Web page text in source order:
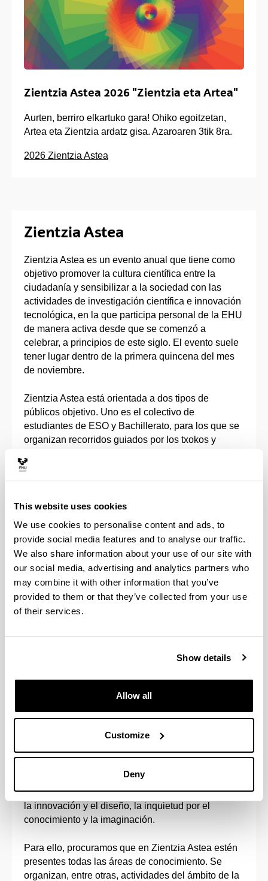
This website uses cookies
We use cookies to personalise content and ads, to
provide social media features and to analyse our traffic.
We also share information about your use of our site with
our social media, advertising and analytics partners who
may combine it with other information that you’ve
provided to them or that they’ve collected from your use
of their services.
Show details
Allow all
Customize
Deny
Zientzia Astea 2026 "Zientzia eta Artea"
Aurten, berriro elkartuko gara! Ohiko egoitzetan,
Artea eta Zientzia ardatz gisa. Azaroaren 3tik 8ra.
2026 Zientzia Astea
Zientzia Astea
Zientzia Astea es un evento anual que tiene como
objetivo promover la cultura científica entre la
ciudadanía y sensibilizar a la sociedad con las
actividades de investigación científica e innovación
tecnológica, en la que participa personal de la EHU
de manera activa desde que se comenzó a
celebrar, a principios de este siglo. El evento suele
tener lugar dentro de la primera quincena del mes
de noviembre.
Zientzia Astea está orientada a dos tipos de
públicos objetivo. Uno es el colectivo de
estudiantes de ESO y Bachillerato, para los que se
organizan recorridos guiados por los txokos y
conocimiento, con contenidos adaptados a sus
niveles académicos. El otro es el público general,
muchas actividades, tales como talleres,
conferencias, itinerarios didácticos, espectáculos,
excursiones guiadas, monólogos científicos, etc…
mediante los cuales se pretende promover el
interés de la ciudadanía por la ciencia, así como
contribuir a que las y los visitantes conozcan de
primera mano las características de la labor
científica y de quienes la desarrolla en su día a día
actividades de carácter científico más importante de
Objetivos
Zientzia Astea tiene como objetivo principal
el interés por la ciencia y la tecnología, el arte y las
humanidades. La cita pone en valor aspectos como
la innovación y el diseño, la inquietud por el
conocimiento y la imaginación.
Para ello, procuramos que en Zientzia Astea estén
presentes todas las áreas de conocimiento. Se
organizan, entre otras, actividades del ámbito de la